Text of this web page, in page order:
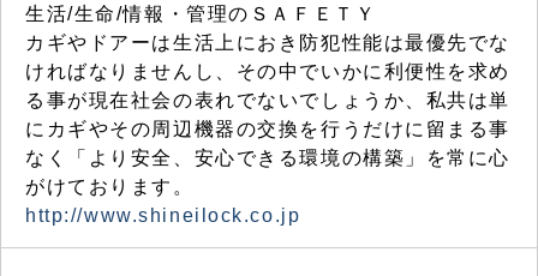
生活/生命/情報・管理のＳＡＦＥＴＹ
カギやドアーは生活上におき防犯性能は最優先でな
ければなりませんし、その中でいかに利便性を求め
る事が現在社会の表れでないでしょうか、私共は単
にカギやその周辺機器の交換を行うだけに留まる事
なく「より安全、安心できる環境の構築」を常に心
がけております。
http://www.shineilock.co.jp